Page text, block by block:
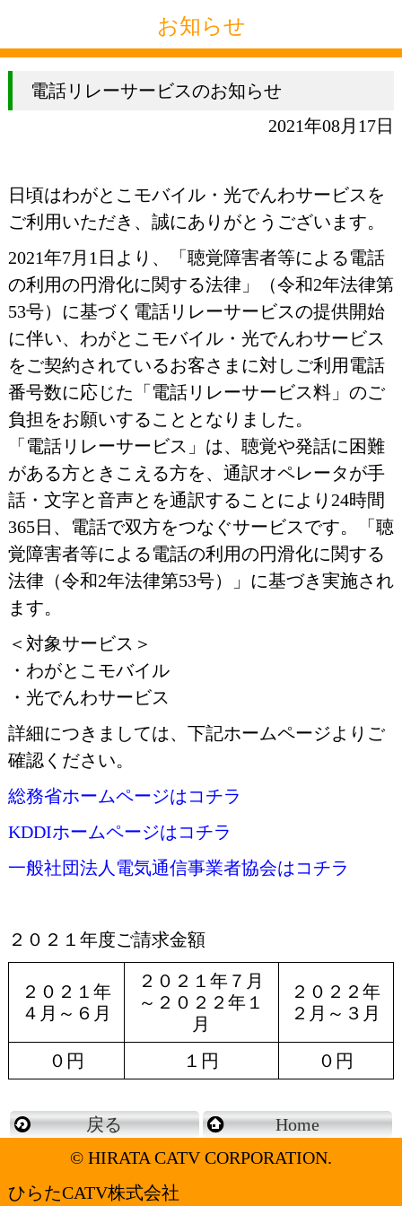
お知らせ
電話リレーサービスのお知らせ
2021年08月17日
日頃はわがとこモバイル・光でんわサービスを
ご利用いただき、誠にありがとうございます。
2021年7月1日より、「聴覚障害者等による電話
の利用の円滑化に関する法律」（令和2年法律第
53号）に基づく電話リレーサービスの提供開始
に伴い、わがとこモバイル・光でんわサービス
をご契約されているお客さまに対しご利用電話
番号数に応じた「電話リレーサービス料」のご
負担をお願いすることとなりました。
「電話リレーサービス」は、聴覚や発話に困難
がある方ときこえる方を、通訳オペレータが手
話・文字と音声とを通訳することにより24時間
365日、電話で双方をつなぐサービスです。「聴
覚障害者等による電話の利用の円滑化に関する
法律（令和2年法律第53号）」に基づき実施され
ます。
＜対象サービス＞
・わがとこモバイル
・光でんわサービス
詳細につきましては、下記ホームページよりご
確認ください。
総務省ホームページはコチラ
KDDIホームページはコチラ
一般社団法人電気通信事業者協会はコチラ
２０２１年度ご請求金額
２０２１年
４月～６月
２０２１年７月
～２０２２年１
月
２０２２年
２月～３月
０円 １円 ０円
戻る
Home
© HIRATA CATV CORPORATION.
ひらたCATV株式会社